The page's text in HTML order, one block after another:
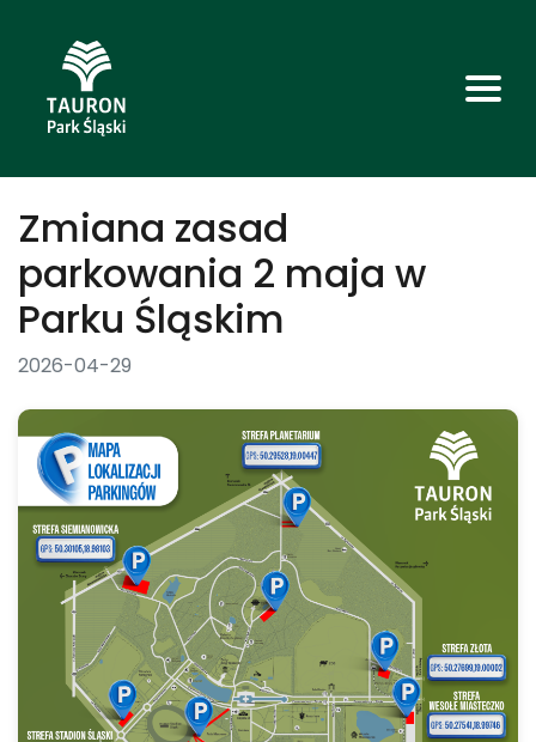
Zmiana zasad
parkowania 2 maja w
Parku Śląskim
2026-04-29